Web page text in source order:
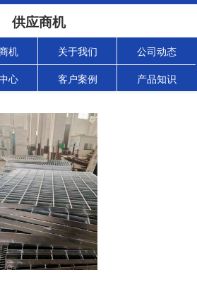
供应商机
机 关于我们 公司动态
心 客户案例 产品知识